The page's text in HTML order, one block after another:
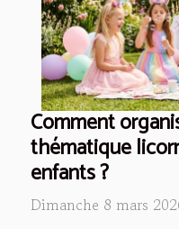
Comment
thématique
enfants ?
Dimanche 8 mars